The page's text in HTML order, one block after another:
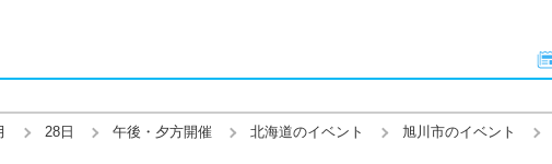
28日 午後・夕方開催 北海道のイベント 旭川市のイベント